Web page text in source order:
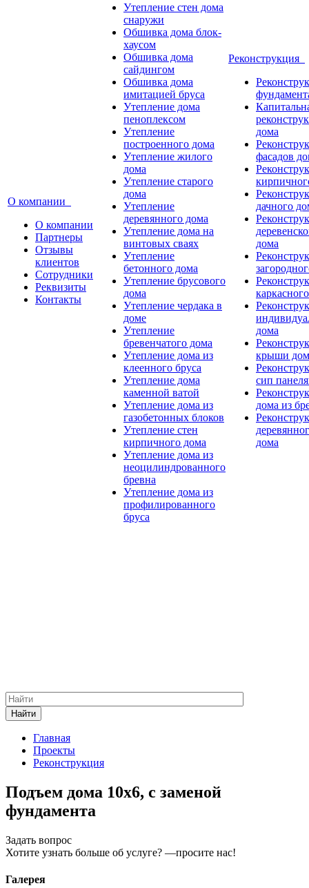
О компании
О компании
Партнеры
Отзывы
клиентов
Сотрудники
Реквизиты
Контакты
Утепление стен дома
снаружи
Обшивка дома блок-
хаусом
Обшивка дома
сайдингом
Обшивка дома
имитацией бруса
Утепление дома
пеноплексом
Утепление
построенного дома
Утепление жилого
дома
Утепление старого
дома
Утепление
деревянного дома
Утепление дома на
винтовых сваях
Утепление
бетонного дома
Утепление брусового
дома
Утепление чердака в
доме
Утепление
бревенчатого дома
Утепление дома из
клеенного бруса
Утепление дома
каменной ватой
Утепление дома из
газобетонных блоков
Утепление стен
кирпичного дома
Утепление дома из
неоцилиндрованного
бревна
Утепление дома из
профилированного
бруса
Реконструкция
дома
фасадов
дачного
дома
дома
крыши
сип
дома из
дома
Найти
Главная
Проекты
Реконструкция
Подъем дома 10х6, с заменой
фундамента
Задать вопрос
Хотите узнать больше об услуге? —просите нас!
Галерея